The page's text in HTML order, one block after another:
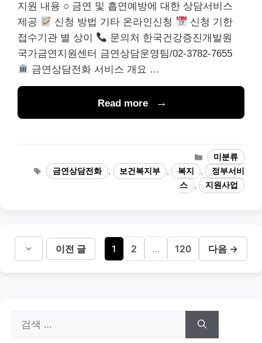
지원 내용 ○ 금연 및 흡연예방에 대한 상담서비스
제공
신청 방법 기타 온라인신청
신청 기한
접수기관 별 상이
문의처 한국건강증진개발원
국가금연지원센터 금연상담운영팀/02-3782-7655
금연상담전화 서비스 개요 …
Read more
카
테
고
리
미분류
태
그
금연상담전화 , 보건복지부 , 복지 ,
정부서비
스
, 지원사업
이전 글
페
이
1
페
이
2 …
페
이
120 다음 →
색: